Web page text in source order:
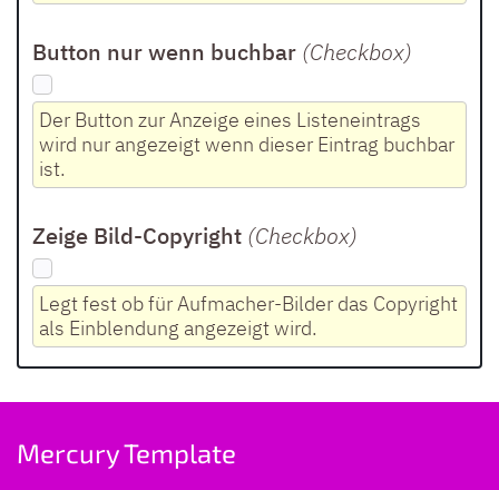
Button nur wenn buchbar (Checkbox)
Der Button zur Anzeige eines Listeneintrags
wird nur angezeigt wenn dieser Eintrag buchbar
ist.
Zeige Bild-Copyright (Checkbox)
Legt fest ob für Aufmacher-Bilder das Copyright
als Einblendung angezeigt wird.
Mercury Template